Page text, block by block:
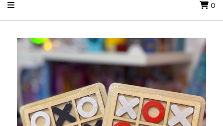
0